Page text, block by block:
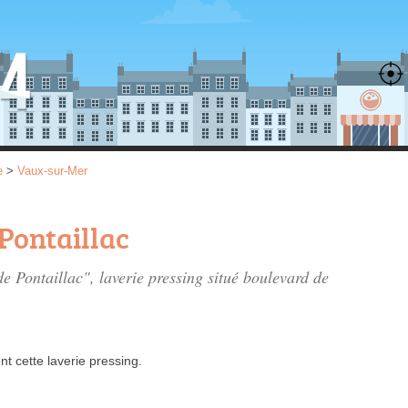
> Vaux-sur-Mer
Pontaillac", laverie pressing situé boulevard de
cette laverie pressing.